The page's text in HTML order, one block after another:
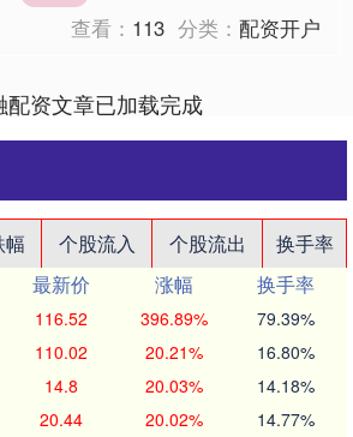
查看： 113 分类：配资开户
配资文章已加载完成
幅 个股流入 个股流出
换手率
最新价 涨幅
换手率
116.52 396.89% 79.39%
110.02 20.21% 16.80%
14.8 20.03% 14.18%
20.44 20.02% 14.77%